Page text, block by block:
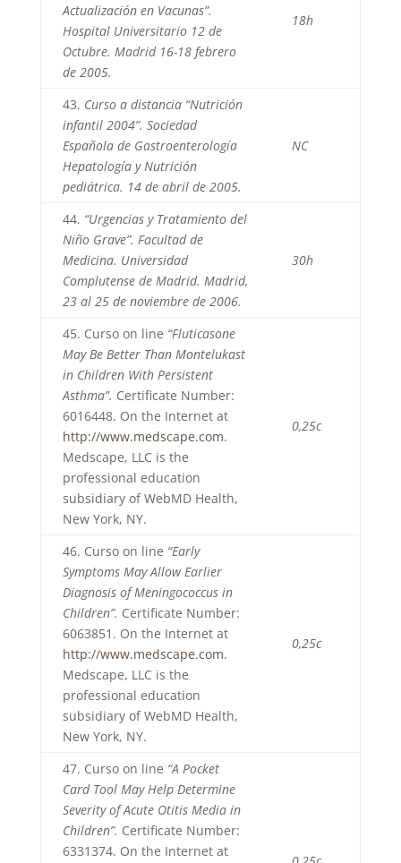
Actualización en Vacunas”.
Hospital Universitario 12 de
Octubre. Madrid 16-18 febrero
de 2005.
18h
43. Curso a distancia “Nutrición
infantil 2004”. Sociedad
Española de Gastroenterología
Hepatología y Nutrición
pediátrica. 14 de abril de 2005.
NC
44. “Urgencias y Tratamiento del
Niño Grave”. Facultad de
Medicina. Universidad
Complutense de Madrid. Madrid,
23 al 25 de noviembre de 2006.
30h
45. Curso on line “Fluticasone
May Be Better Than Montelukast
in Children With Persistent
Asthma”. Certificate Number:
6016448. On the Internet at
http://www.medscape.com.
Medscape, LLC is the
professional education
subsidiary of WebMD Health,
New York, NY.
0,25c
46. Curso on line “Early
Symptoms May Allow Earlier
Diagnosis of Meningococcus in
Children”. Certificate Number:
6063851. On the Internet at
http://www.medscape.com.
Medscape, LLC is the
professional education
subsidiary of WebMD Health,
New York, NY.
0,25c
47. Curso on line “A Pocket
Card Tool May Help Determine
Severity of Acute Otitis Media in
Children”. Certificate Number:
6331374. On the Internet at